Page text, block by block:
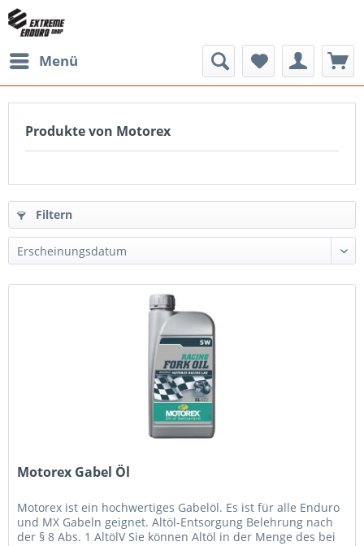
Menü
Produkte von Motorex
Filtern
Motorex Gabel Öl
Motorex ist ein hochwertiges Gabelöl. Es ist für alle Enduro
und MX Gabeln geignet. Altöl-Entsorgung Belehrung nach
der § 8 Abs. 1 AltölV Sie können Altöl in der Menge des bei